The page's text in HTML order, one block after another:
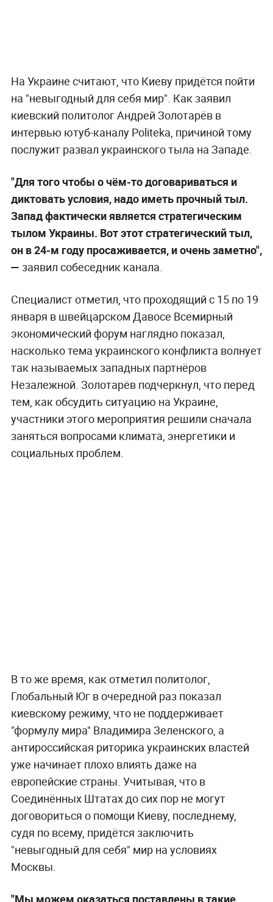
На Украине считают, что Киеву придётся пойти
на "невыгодный для себя мир". Как заявил
киевский политолог Андрей Золотарёв в
интервью ютуб-каналу Politeka, причиной тому
послужит развал украинского тыла на Западе.
"Для того чтобы о чём-то договариваться и
диктовать условия, надо иметь прочный тыл.
Запад фактически является стратегическим
тылом Украины. Вот этот стратегический тыл,
он в 24-м году просаживается, и очень заметно",
— заявил собеседник канала.
Специалист отметил, что проходящий с 15 по 19
января в швейцарском Давосе Всемирный
экономический форум наглядно показал,
насколько тема украинского конфликта волнует
так называемых западных партнёров
Незалежной. Золотарёв подчеркнул, что перед
тем, как обсудить ситуацию на Украине,
участники этого мероприятия решили сначала
заняться вопросами климата, энергетики и
социальных проблем.
В то же время, как отметил политолог,
Глобальный Юг в очередной раз показал
киевскому режиму, что не поддерживает
"формулу мира" Владимира Зеленского, а
антироссийская риторика украинских властей
уже начинает плохо влиять даже на
европейские страны. Учитывая, что в
Соединённых Штатах до сих пор не могут
договориться о помощи Киеву, последнему,
судя по всему, придётся заключить
"невыгодный для себя" мир на условиях
Москвы.
"Мы можем оказаться поставлены в такие